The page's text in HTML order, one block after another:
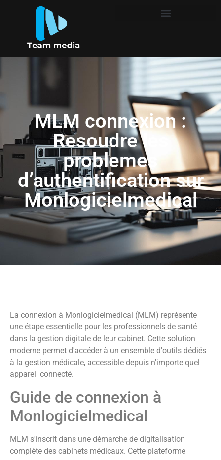
MLM connexion :
Resoudre les
problemes
d’authentification sur
Monlogicielmedical
La connexion à Monlogicielmedical (MLM) représente
une étape essentielle pour les professionnels de santé
dans la gestion digitale de leur cabinet. Cette solution
moderne permet d'accéder à un ensemble d'outils dédiés
à la gestion médicale, accessible depuis n'importe quel
appareil connecté.
Guide de connexion à
Monlogicielmedical
MLM s'inscrit dans une démarche de digitalisation
complète des cabinets médicaux. Cette plateforme